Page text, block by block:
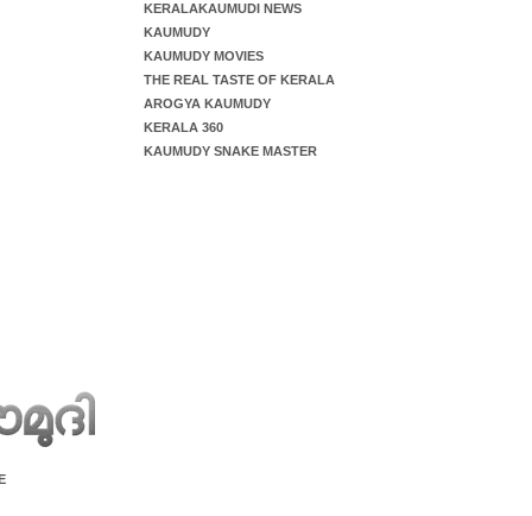
KERALAKAUMUDI NEWS
KAUMUDY
KAUMUDY MOVIES
THE REAL TASTE OF KERALA
AROGYA KAUMUDY
KERALA 360
KAUMUDY SNAKE MASTER